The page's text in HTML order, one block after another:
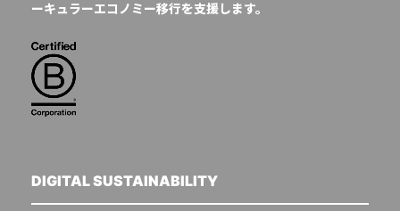
ーキュラーエコノミー移行を支援します。
DIGITAL SUSTAINABILITY